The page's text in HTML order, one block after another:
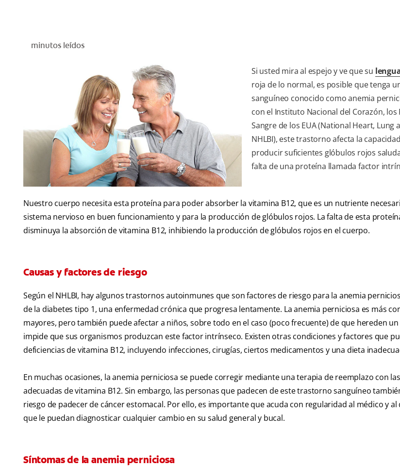
minutos leídos
Si usted mira al espejo y ve que su
roja de lo normal, es posible que tenga
sanguíneo conocido como anemia
con el Instituto Nacional del Corazón, los
Sangre de los EUA (National Heart, Lung
NHLBI), este trastorno afecta la
producir suficientes glóbulos rojos
falta de una proteína llamada factor
Nuestro cuerpo necesita esta proteína para poder absorber la vitamina B12, que es un nutriente
sistema nervioso en buen funcionamiento y para la producción de glóbulos rojos. La falta de esta
disminuya la absorción de vitamina B12, inhibiendo la producción de glóbulos rojos en el cuerpo.
Causas y factores de riesgo
Según el NHLBI, hay algunos trastornos autoinmunes que son factores de riesgo para la anemia
de la diabetes tipo 1, una enfermedad crónica que progresa lentamente. La anemia perniciosa es más
mayores, pero también puede afectar a niños, sobre todo en el caso (poco frecuente) de que hereden
impide que sus organismos produzcan este factor intrínseco. Existen otras condiciones y factores que
deficiencias de vitamina B12, incluyendo infecciones, cirugías, ciertos medicamentos y una dieta
En muchas ocasiones, la anemia perniciosa se puede corregir mediante una terapia de reemplazo con
adecuadas de vitamina B12. Sin embargo, las personas que padecen de este trastorno sanguíneo
riesgo de padecer de cáncer estomacal. Por ello, es importante que acuda con regularidad al médico y
que le puedan diagnosticar cualquier cambio en su salud general y bucal.
Síntomas de la anemia perniciosa